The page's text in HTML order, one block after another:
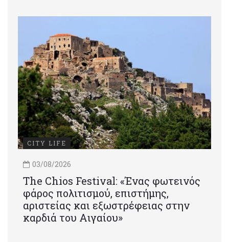
CITY LIFE
03/08/2026
Τhe Chios Festival: «Ένας φωτεινός
φάρος πολιτισμού, επιστήμης,
αριστείας και εξωστρέφειας στην
καρδιά του Αιγαίου»